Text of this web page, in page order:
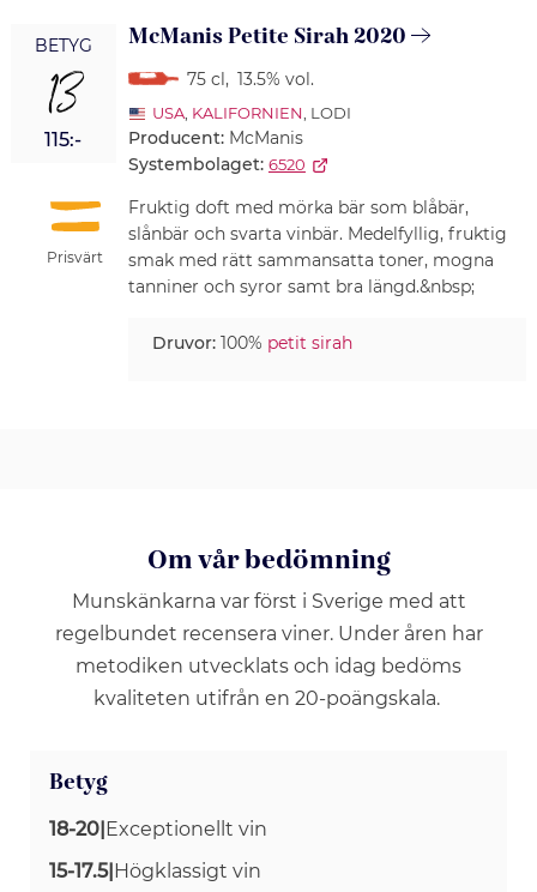
BETYG
13
115:-
Prisvärt
McManis Petite Sirah 2020
75 cl, 13.5% vol.
USA, KALIFORNIEN , LODI
Producent: McManis
Systembolaget: 6520
Fruktig doft med mörka bär som blåbär,
slånbär och svarta vinbär. Medelfyllig, fruktig
smak med rätt sammansatta toner, mogna
tanniner och syror samt bra längd.&nbsp;
Druvor:100% petit sirah
Om vår bedömning
Munskänkarna var först i Sverige med att
regelbundet recensera viner. Under åren har
metodiken utvecklats och idag bedöms
kvaliteten utifrån en 20-poängskala.
Betyg
18-20|Exceptionellt vin
15-17.5|Högklassigt vin